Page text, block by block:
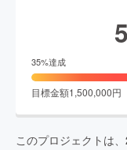
35%達成
目標金額1,500,000円
このプロジェクトは、